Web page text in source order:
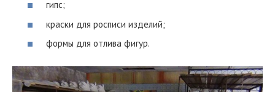
гипс;
краски для росписи изделий;
формы для отлива фигур.